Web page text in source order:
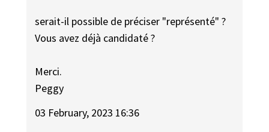
serait-il possible de préciser "représenté" ?
Vous avez déjà candidaté ?
Merci.
Peggy
03 February, 2023 16:36